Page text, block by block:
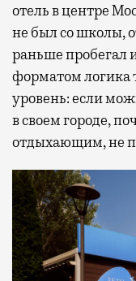
отель в центре
не был со школы,
раньше
форматом логика
уровень: если
в своем городе,
отдыхающим, не